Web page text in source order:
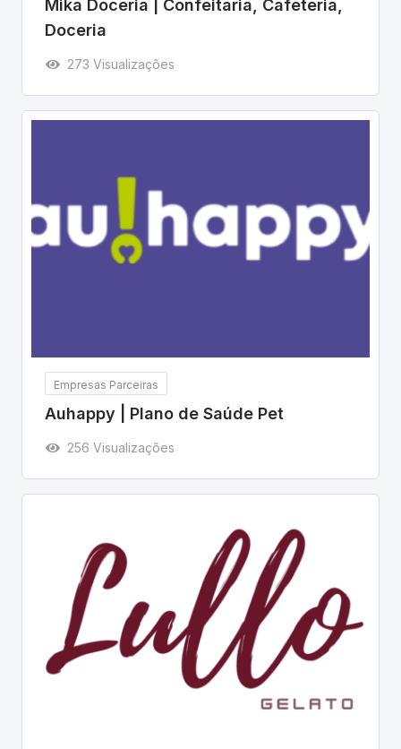
Mika Doceria | Confeitaria, Cafeteria,
Doceria
273 Visualizações
Empresas Parceiras
Auhappy | Plano de Saúde Pet
256 Visualizações